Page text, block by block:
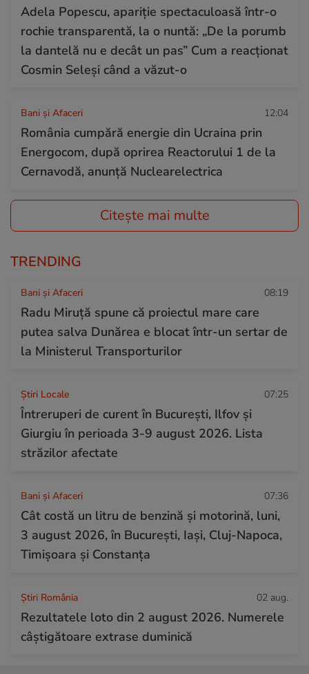
Adela Popescu, apariție spectaculoasă într-o
rochie transparentă, la o nuntă: „De la porumb
la dantelă nu e decât un pas” Cum a reacționat
Cosmin Seleși când a văzut-o
Bani și Afaceri 12:04
România cumpără energie din Ucraina prin
Energocom, după oprirea Reactorului 1 de la
Cernavodă, anunță Nuclearelectrica
Citește mai multe
TRENDING
Bani și Afaceri 08:19
Radu Miruță spune că proiectul mare care
putea salva Dunărea e blocat într-un sertar de
la Ministerul Transporturilor
Știri Locale 07:25
Întreruperi de curent în București, Ilfov și
Giurgiu în perioada 3-9 august 2026. Lista
străzilor afectate
Bani și Afaceri 07:36
Cât costă un litru de benzină și motorină, luni,
3 august 2026, în București, Iași, Cluj-Napoca,
Timișoara și Constanța
Știri România 02 aug.
Rezultatele loto din 2 august 2026. Numerele
câștigătoare extrase duminică